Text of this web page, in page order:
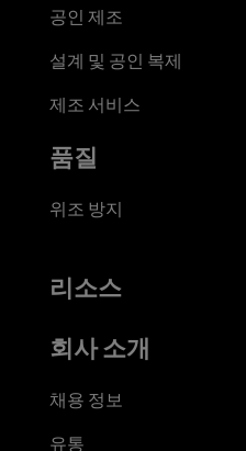
공인 제조
설계 및 공인 복제
제조 서비스
품질
위조 방지
리소스
회사 소개
채용 정보
유통